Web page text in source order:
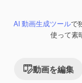
PremiumAI 生成
AI 動画生成ツールで
使って素
動画を編集